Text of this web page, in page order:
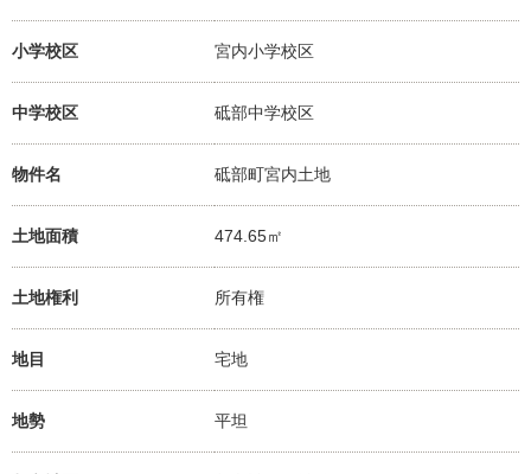
小学校区 宮内小学校区
中学校区 砥部中学校区
物件名 砥部町宮内土地
土地面積 474.65㎡
土地権利 所有権
地目 宅地
地勢 平坦